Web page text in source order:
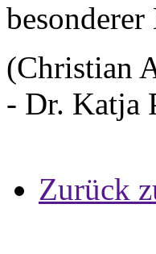
(Christian
- Dr. Katja
Zurück